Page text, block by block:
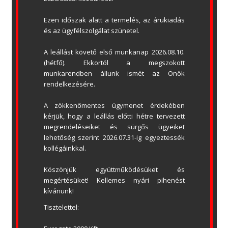
Relay dugaszolóhely
2/4 huzalos ajtó ZÁRÁS DC 24 V-os
fénysorompó vagy 2 huzalos ajtó ZÁRÁS
kávára szerelt fénysorompó csatlakozó
Beltéri/kültéri 24 V/ 7 W piros lámpa
csatlakozó
Accu dugaszolóhely
Safety csatlakozó (pl. vészleállítás)
Bőséges hely a házon belül további
elektronikus részegységek (időkapcsoló óra,
lépcsőházi automata stb.) számára
Ezen időszak alatt a termelés, az árukiadás
és az ügyfélszolgálat szünetel.
A leállást követő első munkanap 2026.08.10.
(hétfő). Ekkortól a megszokott
munkarendben állunk ismét az Önök
rendelkezésére.
A zökkenőmentes ügymenet érdekében
kérjük, hogy a leállás előtti hétre tervezett
megrendeléseiket és sürgős ügyeiket
lehetőség szerint 2026.07.31-ig egyeztessék
kollégáinkkal.
Köszönjük együttműködésüket és
megértésüket! Kellemes nyári pihenést
kívánunk!
Tisztelettel: